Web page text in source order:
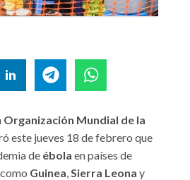
Organización Mundial de la
este jueves 18 de febrero que
de ébola en países de
como Guinea,Sierra Leona y